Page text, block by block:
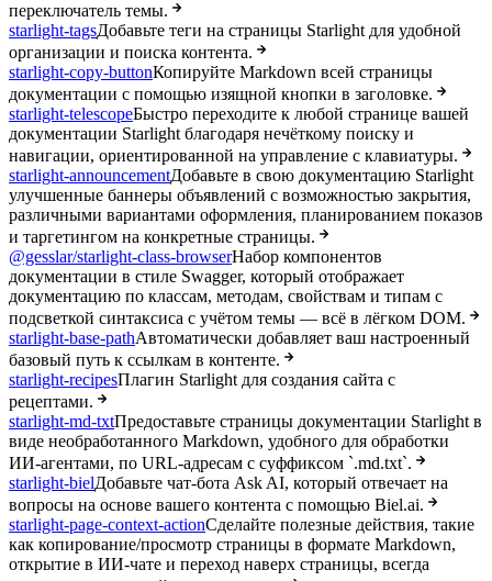
переключатель темы.
starlight-tagsДобавьте теги на страницы Starlight для удобной
организации и поиска контента.
starlight-copy-buttonКопируйте Markdown всей страницы
документации с помощью изящной кнопки в заголовке.
starlight-telescopeБыстро переходите к любой странице вашей
документации Starlight благодаря нечёткому поиску и
навигации, ориентированной на управление с клавиатуры.
starlight-announcementДобавьте в свою документацию Starlight
улучшенные баннеры объявлений с возможностью закрытия,
различными вариантами оформления, планированием показов
и таргетингом на конкретные страницы.
@gesslar/starlight-class-browserНабор компонентов
документации в стиле Swagger, который отображает
документацию по классам, методам, свойствам и типам с
подсветкой синтаксиса с учётом темы — всё в лёгком DOM.
starlight-base-pathАвтоматически добавляет ваш настроенный
базовый путь к ссылкам в контенте.
starlight-recipesПлагин Starlight для создания сайта с
рецептами.
starlight-md-txtПредоставьте страницы документации Starlight в
виде необработанного Markdown, удобного для обработки
ИИ-агентами, по URL-адресам с суффиксом `.md.txt`.
starlight-bielДобавьте чат-бота Ask AI, который отвечает на
вопросы на основе вашего контента с помощью Biel.ai.
starlight-page-context-actionСделайте полезные действия, такие
как копирование/просмотр страницы в формате Markdown,
открытие в ИИ-чате и переход наверх страницы, всегда